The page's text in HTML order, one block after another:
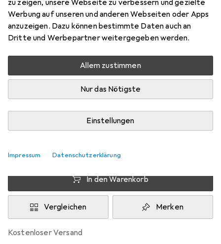
zu zeigen, unsere Webseite zu verbessern und gezielte
Werbung auf unseren und anderen Webseiten oder Apps
anzuzeigen. Dazu können bestimmte Daten auch an
Dritte und Werbepartner weitergegeben werden.
Allem zustimmen
Nur das Nötigste
Einstellungen
Impressum Datenschutzerklärung
1 User, 12 Monate
Preis in EUR inkl. MwSt.
Mehr von Microsoft
Zwischen Fr, 14.8. und Di, 18.8. geliefert
Lieferort angeben für genaue Lieferzeit
elnaviDE
In den Warenkorb
Vergleichen Merken
kostenloser Versand